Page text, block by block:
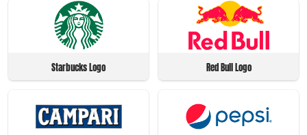
Starbucks Logo Red Bull Logo